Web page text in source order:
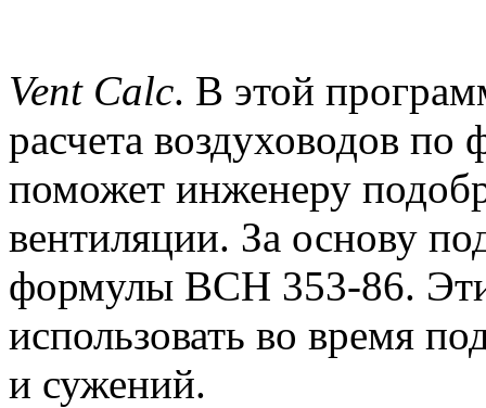
Vent Calc. В этой
расчета воздуховодов
поможет инженеру
вентиляции. За основу
формулы ВСН 353-86.
использовать во время
и сужений.